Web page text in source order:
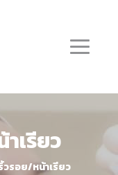
เรียว
รอย/หน้าเรียว